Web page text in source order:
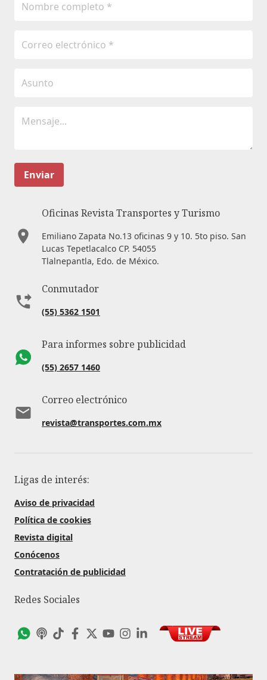
Enviar
Oficinas Revista Transportes y Turismo
Emiliano Zapata No.13 oficinas 9 y 10. 5to piso. San
Lucas Tepetlacalco CP. 54055
Tlalnepantla, Edo. de México.
Conmutador
(55) 5362 1501
Para informes sobre publicidad
(55) 2657 1460
Correo electrónico
revista@transportes.com.mx
Ligas de interés:
Aviso de privacidad
Política de cookies
Revista digital
Conócenos
Contratación de publicidad
Redes Sociales